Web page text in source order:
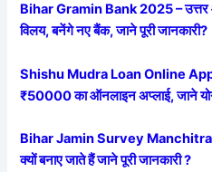
Bihar Gramin Bank 2025 – उत्तर
विलय, बनेंगे नए बैंक, जाने पूरी जानकारी?
Shishu Mudra Loan Online
₹50000 का ऑनलाइन अप्लाई, जाने
Bihar Jamin Survey Manchitra
क्यों बनाए जाते हैं जाने पूरी जानकारी ?